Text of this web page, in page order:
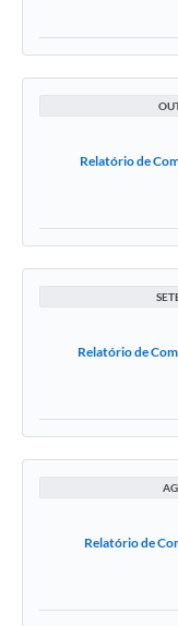
Relatório de
Relatório de
Relatório de